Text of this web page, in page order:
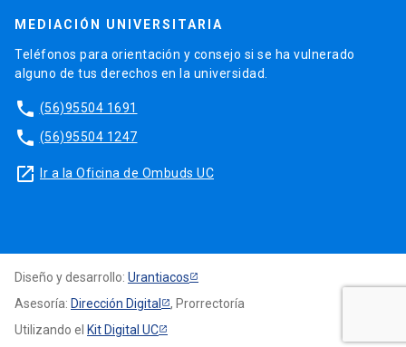
MEDIACIÓN UNIVERSITARIA
Teléfonos para orientación y consejo si se ha vulnerado
alguno de tus derechos en la universidad.
phone (56)95504 1691
phone (56)95504 1247
launch Ir a la Oficina de Ombuds UC
Diseño y desarrollo: Urantiacos
Asesoría: Dirección Digital
, Prorrectoría
Utilizando el Kit Digital UC